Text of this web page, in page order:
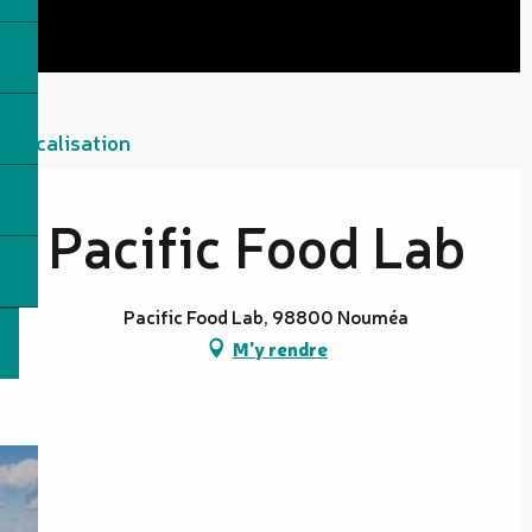
Localisation
Pacific Food Lab
Pacific Food Lab, 98800 Nouméa
M'y rendre